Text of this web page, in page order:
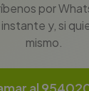
por
y, si
mismo.